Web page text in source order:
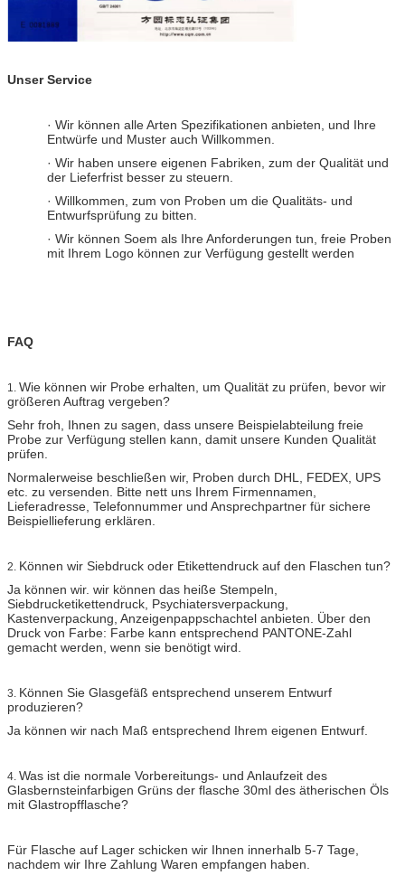
Unser Service
· Wir können alle Arten Spezifikationen anbieten, und Ihre
Entwürfe und Muster auch Willkommen.
· Wir haben unsere eigenen Fabriken, zum der Qualität und
der Lieferfrist besser zu steuern.
· Willkommen, zum von Proben um die Qualitäts- und
Entwurfsprüfung zu bitten.
· Wir können Soem als Ihre Anforderungen tun, freie Proben
mit Ihrem Logo können zur Verfügung gestellt werden
FAQ
1. Wie können wir Probe erhalten, um Qualität zu prüfen, bevor wir
größeren Auftrag vergeben?
Sehr froh, Ihnen zu sagen, dass unsere Beispielabteilung freie
Probe zur Verfügung stellen kann, damit unsere Kunden Qualität
prüfen.
Normalerweise beschließen wir, Proben durch DHL, FEDEX, UPS
etc. zu versenden. Bitte nett uns Ihrem Firmennamen,
Lieferadresse, Telefonnummer und Ansprechpartner für sichere
Beispiellieferung erklären.
2. Können wir Siebdruck oder Etikettendruck auf den Flaschen tun?
Ja können wir. wir können das heiße Stempeln,
Siebdrucketikettendruck, Psychiatersverpackung,
Kastenverpackung, Anzeigenpappschachtel anbieten. Über den
Druck von Farbe: Farbe kann entsprechend PANTONE-Zahl
gemacht werden, wenn sie benötigt wird.
3. Können Sie Glasgefäß entsprechend unserem Entwurf
produzieren?
Ja können wir nach Maß entsprechend Ihrem eigenen Entwurf.
4. Was ist die normale Vorbereitungs- und Anlaufzeit des
Glasbernsteinfarbigen Grüns der flasche 30ml des ätherischen Öls
mit Glastropfflasche?
Für Flasche auf Lager schicken wir Ihnen innerhalb 5-7 Tage,
nachdem wir Ihre Zahlung Waren empfangen haben.